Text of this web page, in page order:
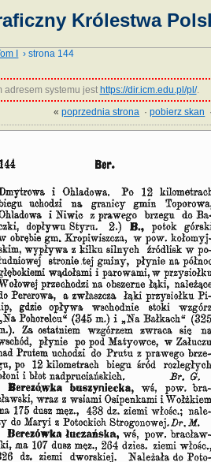
Królestwa
I › strona 144
adresem systemu jest https://dir.icm.edu.pl/pl/.
«poprzednia strona ·pobierz skan